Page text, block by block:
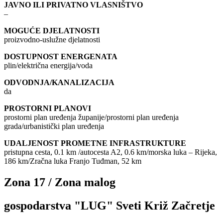
JAVNO ILI PRIVATNO VLASNIŠTVO
–
MOGUĆE DJELATNOSTI
proizvodno-uslužne djelatnosti
DOSTUPNOST ENERGENATA
plin/električna energija/voda
ODVODNJA/KANALIZACIJA
da
PROSTORNI PLANOVI
prostorni plan uređenja županije/prostorni plan uređenja
grada/urbanistički plan uređenja
UDALJENOST PROMETNE INFRASTRUKTURE
pristupna cesta, 0.1 km /autocesta A2, 0.6 km/morska luka – Rijeka,
186 km/Zračna luka Franjo Tuđman, 52 km
Zona 17 / Zona malog
gospodarstva "LUG" Sveti Križ Začretje